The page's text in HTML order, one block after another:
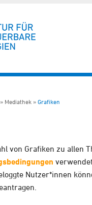
Mediathek Grafiken
von Grafiken zu allen
Nutzer*innen